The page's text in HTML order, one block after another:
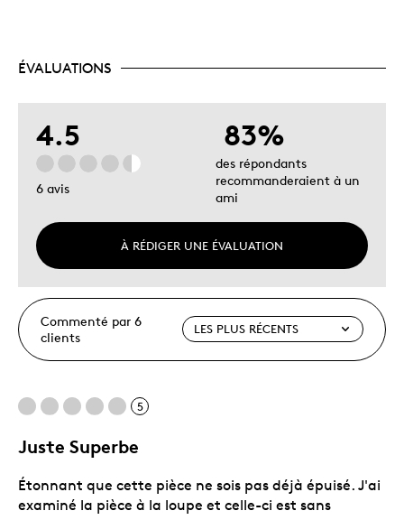
ÉVALUATIONS
4.5
6 avis
À RÉDIGER UNE ÉVALUATION
83%
des répondants
recommanderaient à un
ami
Commenté par 6
clients
5
Juste Superbe
Étonnant que cette pièce ne sois pas déjà épuisé. J'ai
examiné la pièce à la loupe et celle-ci est sans